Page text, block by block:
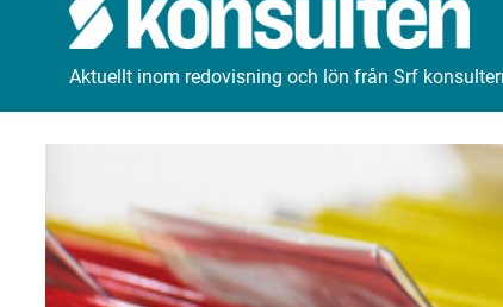
Aktuellt inom redovisning och lön från Srf